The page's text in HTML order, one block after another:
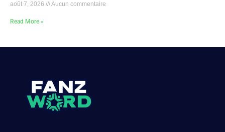
août 7, 2026 Aucun commentaire
Read More »